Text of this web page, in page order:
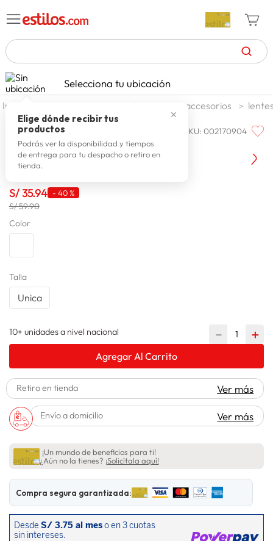
TÉRMINOS MÁS BUSCADOS
1. celulares
2. zapatillas mujer
3. zapatillas hombre
4. moda
6. tv
7.
10. lavadora
Selecciona tu ubicación
✕
Elige dónde recibir tus
productos
Podrás ver la disponibilidad y tiempos
de entrega para tu despacho o retiro en
tienda.
moda y accesorios hombre accesorios
PRIORITY SKU:002170904
Lentes De Sol Jimin Priority
S/35.94 - 40 %
S/ 59.90
Color
Talla
Unica
10+ unidades a nivel nacional ＋
－
Agregar Al Carrito
Retiro en tienda Ver más
Envío a domicilio Ver más
¡Un mundo de beneficios para ti!
¿Aún no la tienes? ¡Solicítala aquí!
Compra segura garantizada: